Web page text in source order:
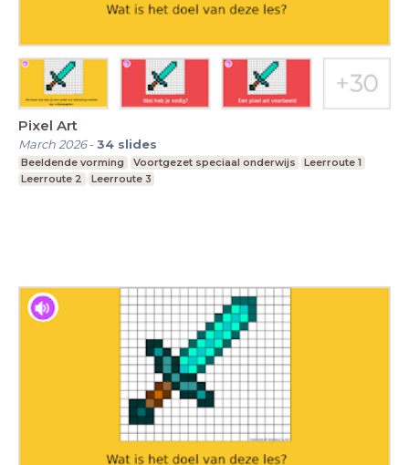
Pixel Art
March 2026-34 slides
Beeldende vorming Voortgezet speciaal onderwijs
Leerroute 1
Leerroute 2
Leerroute 3